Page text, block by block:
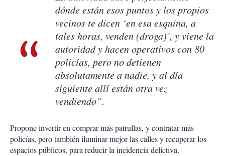
dónde están esos puntos y los propios
vecinos te dicen ‘en esa esquina, a
tales horas, venden (droga)’, y viene la
autoridad y hacen operativos con 80
policías, pero no detienen
absolutamente a nadie, y al día
siguiente allí están otra vez
vendiendo”.
Propone invertir en comprar más patrullas, y contratar más
policías, pero también iluminar mejor las calles y recuperar los
espacios públicos, para reducir la incidencia delictiva.